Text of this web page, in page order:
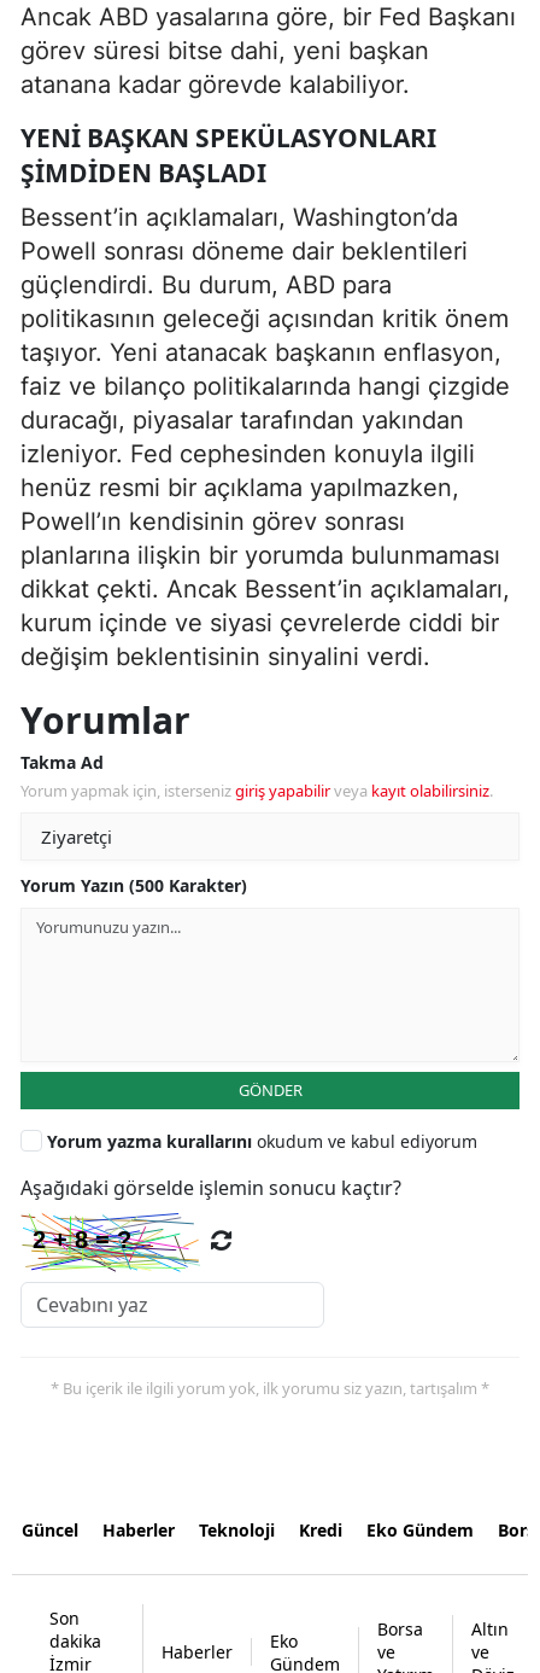
Ancak ABD yasalarına göre, bir Fed Başkanı
görev süresi bitse dahi, yeni başkan
atanana kadar görevde kalabiliyor.
YENI BAŞKAN SPEKÜLASYONLARI
ŞIMDIDEN BAŞLADI
Bessent’in açıklamaları, Washington’da
Powell sonrası döneme dair beklentileri
güçlendirdi. Bu durum, ABD para
politikasının geleceği açısından kritik önem
taşıyor. Yeni atanacak başkanın enflasyon,
faiz ve bilanço politikalarında hangi çizgide
duracağı, piyasalar tarafından yakından
izleniyor. Fed cephesinden konuyla ilgili
henüz resmi bir açıklama yapılmazken,
Powell’ın kendisinin görev sonrası
planlarına ilişkin bir yorumda bulunmaması
dikkat çekti. Ancak Bessent’in açıklamaları,
kurum içinde ve siyasi çevrelerde ciddi bir
değişim beklentisinin sinyalini verdi.
Yorumlar
Takma Ad
Yorum yapmak için, istersenizgiriş yapabilirveya kayıt olabilirsiniz.
Yorum Yazın (500 Karakter)
GÖNDER
Yorum yazma kurallarını okudum ve kabul ediyorum
Aşağıdaki görselde işlemin sonucu kaçtır?
* Bu içerik ile ilgili yorum yok, ilk yorumu siz yazın, tartışalım *
Güncel Haberler Teknoloji Kredi Eko Gündem
Son
dakika
İzmir
Haberler
Eko
Gündem
Borsa
ve
Altın
ve